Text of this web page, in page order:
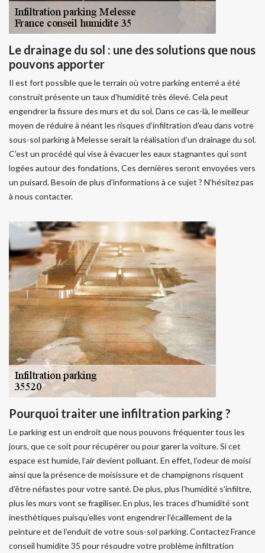
Le drainage du sol : une des solutions que nous
pouvons apporter
Il est fort possible que le terrain où votre parking enterré a été
construit présente un taux d’humidité très élevé. Cela peut
engendrer la fissure des murs et du sol. Dans ce cas-là, le meilleur
moyen de réduire à néant les risques d’infiltration d’eau dans votre
sous-sol parking à Melesse serait la réalisation d’un drainage du sol.
C’est un procédé qui vise à évacuer les eaux stagnantes qui sont
logées autour des fondations. Ces dernières seront envoyées vers
un puisard. Besoin de plus d’informations à ce sujet ? N’hésitez pas
à nous contacter.
Pourquoi traiter une infiltration parking ?
Le parking est un endroit que nous pouvons fréquenter tous les
jours, que ce soit pour récupérer ou pour garer la voiture. Si cet
espace est humide, l’air devient polluant. En effet, l’odeur de moisi
ainsi que la présence de moisissure et de champignons risquent
d’être néfastes pour votre santé. De plus, plus l’humidité s’infiltre,
plus les murs vont se fragiliser. En plus, les traces d’humidité sont
inesthétiques puisqu’elles vont engendrer l’écaillement de la
peinture et de l’enduit de votre sous-sol parking. Contactez France
conseil humidite 35 pour résoudre votre problème infiltration